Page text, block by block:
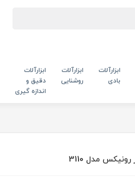
ابزارآلات
بادی
ابزارآلات
روشنایی
ابزارآلات
دقیق و
اندازه گیری
مدل 3110